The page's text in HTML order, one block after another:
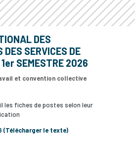
DES
SERVICES DE
1er SEMESTRE 2026
et convention collective
les fiches de postes selon leur
(Télécharger le texte)